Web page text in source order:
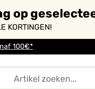
op
KORTINGEN!
100€*